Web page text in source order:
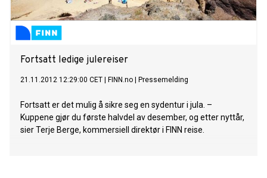
Fortsatt ledige julereiser
21.11.2012 12:29:00 CET FINN.no Pressemelding
Fortsatt er det mulig å sikre seg en sydentur i jula. –
Kuppene gjør du første halvdel av desember, og etter nyttår,
sier Terje Berge, kommersiell direktør i FINN reise.